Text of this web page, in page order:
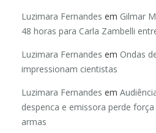
Luzimara Fernandes em Gilmar
48 horas para Carla Zambelli
Luzimara Fernandes em Ondas
impressionam cientistas
Luzimara Fernandes em
despenca e emissora perde
armas